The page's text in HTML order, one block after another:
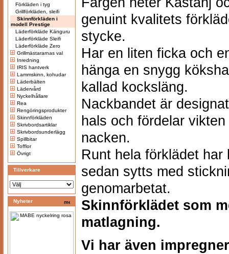
Förkläden i tyg
Grillförkläden, sleifi
Skinnförkläden i
modell Prestige
Läderförkläde Känguru
Läderförkläde Sleifi
Läderförkläde Zero
Grillmästararnas val
Inredning
IRIS hantverk
Lammskinn, kohudar
Läderbälten
Lädervård
Nyckelhållare
Rea
Rengöringsprodukter
Skinnförkläden
Skrivbordsartiklar
Skrivbordsunderlägg
Spillbitar
Tofflor
Övrigt
Tillverkare
Nyheter
genuint kvalitets
stycke.
Har en liten ficka och
hänga en snygg
kallad kocksläng.
Nackbandet är
hals och fördelar
nacken.
Runt hela förklädet
sedan sytts med
genomarbetat.
Skinnförklädet som
matlagning.
Vi har även